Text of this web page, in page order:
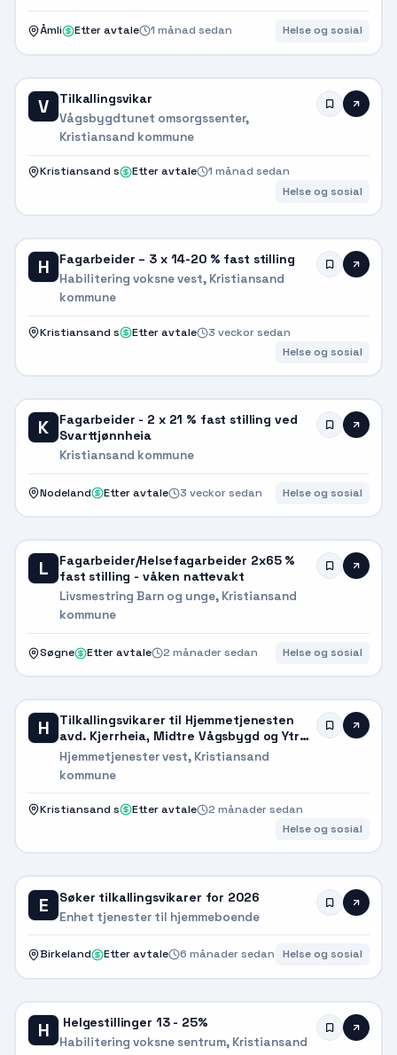
Åmli Etter avtale 1 månad sedan Helse og sosial
V Tilkallingsvikar
Vågsbygdtunet omsorgssenter,
Kristiansand kommune
Kristiansand s Etter avtale
1 månad sedan
Helse og sosial
H Fagarbeider – 3 x 14-20 % fast stilling
Habilitering voksne vest, Kristiansand
kommune
Kristiansand s Etter avtale
3 veckor sedan
Helse og sosial
K
Fagarbeider - 2 x 21 % fast stilling ved
Svarttjønnheia
Kristiansand kommune
Nodeland Etter avtale 3 veckor sedan Helse og sosial
L
Fagarbeider/Helsefagarbeider 2x65 %
fast stilling - våken nattevakt
Livsmestring Barn og unge, Kristiansand
kommune
Søgne Etter avtale 2 månader sedan Helse og sosial
H
Tilkallingsvikarer til Hjemmetjenesten
avd. Kjerrheia, Midtre Vågsbygd og Ytre
Vågsbygd
Hjemmetjenester vest, Kristiansand
kommune
Kristiansand s Etter avtale
2 månader sedan
Helse og sosial
E Søker tilkallingsvikarer for 2026
Enhet tjenester til hjemmeboende
Birkeland Etter avtale 6 månader sedan Helse og sosial
H Helgestillinger 13 - 25%
Habilitering voksne sentrum, Kristiansand